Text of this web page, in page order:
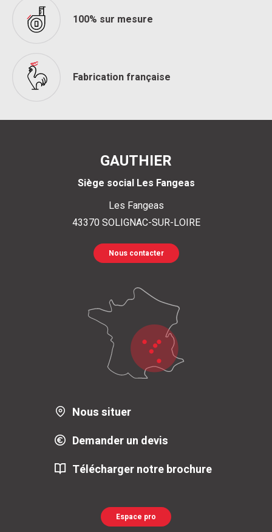
100% sur mesure
Fabrication française
GAUTHIER
Siège social Les Fangeas
Les Fangeas
43370SOLIGNAC-SUR-LOIRE
Nous contacter
Nous situer
Demander un devis
Télécharger notre brochure
Espace pro